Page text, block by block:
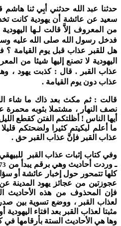
حدثنا عبد الله حدثني أبِي ثنا
سعيد عن عائشة أن يهودية كانت
من المعروف إلاَّ قالت لـها
فدخل رسول الله صلى الله عليه
هل للقبر عذاب قبل يوم القيامة
اليهودية لا تصنع إليها شيئا من
عذاب القبر . قال : كذبت يهود ،
عذاب دون يوم القيامة .
قالت : ثم مكث بعد ذاك ما شاء
نصف النهار ، مشتملا بثوبه محمرة
يها الناس ! أظلتكم الفتن كقطع
ما أعلم لبكيتم كثيرا ولضحتكم
عذاب القبر فإنَّ عذاب القبر حق .
وفي كتاب إثبات عذاب القبر
ـ وردت أحاديث وهي برقم يبدأ من
كلها تتمحور حول إخبار عائشة أو
عجوزتين من عجائز يهود المدينة
فإن المحذوف من هذه الأحاديث
لعذاب القبر ، ووضع تسوية بين
مثبتا لعذاب القبر بعد افتاء
وها هي الأحاديث الستة بأرقامها في